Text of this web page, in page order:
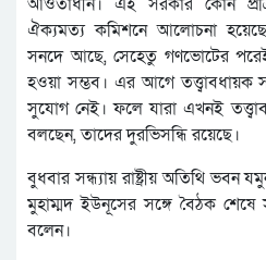
ঐক্যমত্য কমিশনে আলোচনা
সনদে আছে, সেহেতু গণভোটের
হওয়া সম্ভব। এর আগে
সুযোগ নেই। ফলে যারা এখনই
বলছেন, তাদের দুরভিসন্ধি রয়েছে।
বুধবার সন্ধ্যায় রাষ্ট্রীয় অতিথি ভবন
মুহাম্মদ ইউনূসের সঙ্গে বৈঠক
বলেন।